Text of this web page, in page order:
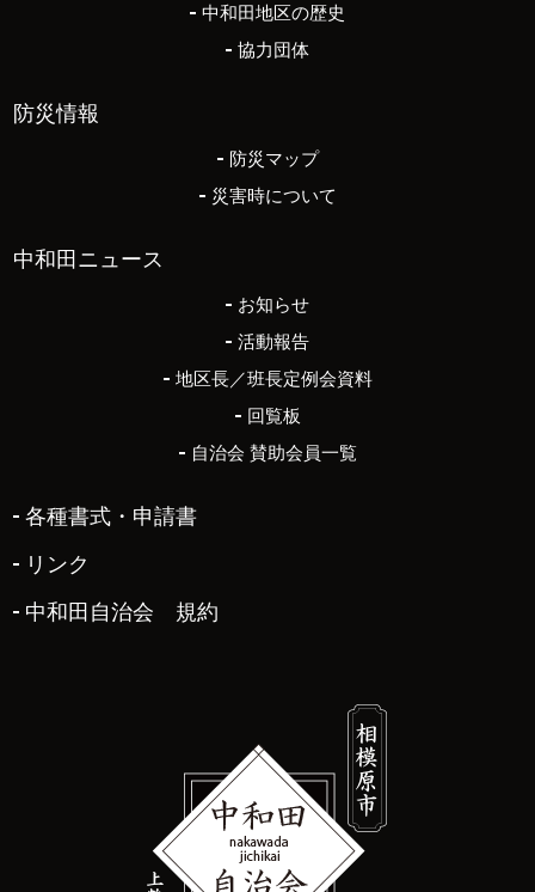
中和田地区の歴史
協力団体
防災情報
防災マップ
災害時について
中和田ニュース
お知らせ
活動報告
地区長／班長定例会資料
回覧板
自治会 賛助会員一覧
各種書式・申請書
リンク
中和田自治会 規約